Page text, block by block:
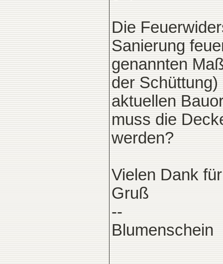
Die
Sanierung
genannten
der
aktuellen
muss die
werden?
Vielen Dank
Gruß
--
Blumenschein